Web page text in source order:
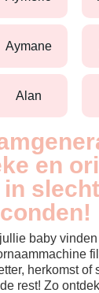
aymane
alan
en
baby
herkomst of
rest! Zo